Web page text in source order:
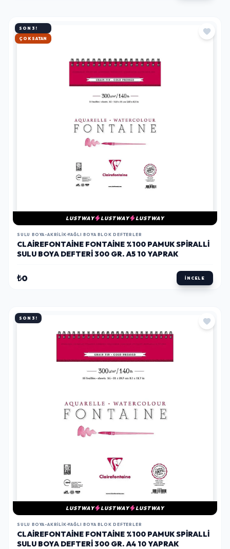
SON 3!
HIZLI KARGO
LUSTWAY LUSTWAY LUSTWAY
SULU BOYA-AKRILIK-YAĞLI BOYA BLOK DEFTERLER
CLAIREFONTAINE FONTAINE %100 PAMUK SPIRALLI
SULU BOYA DEFTERI 300 GR. A5 10 YAPRAK
₺0 İNCELE
SON 3!
LUSTWAY LUSTWAY LUSTWAY
SULU BOYA-AKRILIK-YAĞLI BOYA BLOK DEFTERLER
CLAIREFONTAINE FONTAINE %100 PAMUK SPIRALLI
SULU BOYA DEFTERI 300 GR. A4 10 YAPRAK